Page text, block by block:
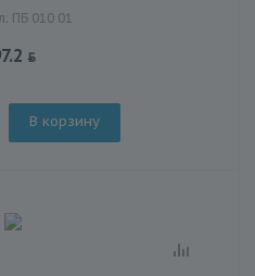
ПБ 010 01
В корзину